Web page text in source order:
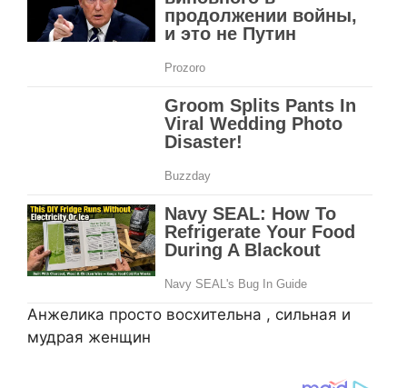
Анжелика просто восхительна , сильная и
мудрая женщин